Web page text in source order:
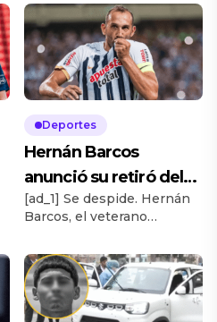
Deportes
Hernán Barcos
anunció su retiró del
fútbol profesional:
“Gracias Alianza Lima”
[ad_1] Se despide. Hernán
Barcos, el veterano
acaba de anunciar su retiro
definitivo del fútbol
profesional. El ‘Pirata’
reveló que sólo disputará